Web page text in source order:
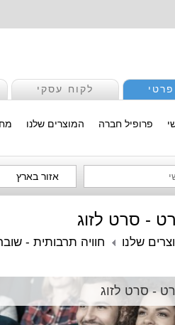
לקוח עסקי
פרופיל חברה המוצרים שלנו
אזור בארץ
- סרט לזוג
שלנו חוויה תרבותית -
- סרט לזוג